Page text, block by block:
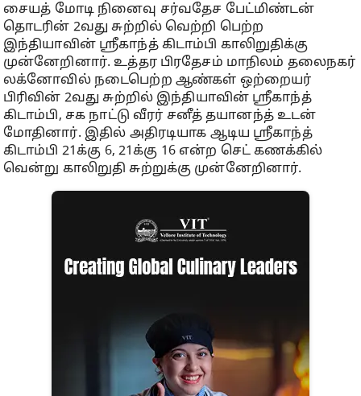
சையத் மோடி நினைவு சர்வதேச பேட்மிண்டன்
தொடரின் 2வது சுற்றில் வெற்றி பெற்ற
இந்தியாவின் ஸ்ரீகாந்த் கிடாம்பி காலிறுதிக்கு
முன்னேறினார். உத்தர பிரதேசம் மாநிலம் தலைநகர்
லக்னோவில் நடைபெற்ற ஆண்கள் ஒற்றையர்
பிரிவின் 2வது சுற்றில் இந்தியாவின் ஸ்ரீகாந்த்
கிடாம்பி, சக நாட்டு வீரர் சனீத் தயானந்த் உடன்
மோதினார். இதில் அதிரடியாக ஆடிய ஸ்ரீகாந்த்
கிடாம்பி 21க்கு 6, 21க்கு 16 என்ற செட் கணக்கில்
வென்று காலிறுதி சுற்றுக்கு முன்னேறினார்.